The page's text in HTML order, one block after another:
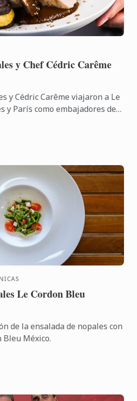
y Chef Cédric Carême
y Cédric Carême viajaron a Le
y París como embajadores de
Le Cordon Bleu
de la ensalada de nopales con
Bleu México.